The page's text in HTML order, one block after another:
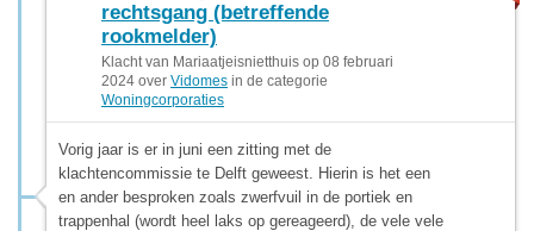
rechtsgang (betreffende
rookmelder)
Klacht van Mariaatjeisnietthuis op 08 februari
2024 over Vidomes in de categorie
Woningcorporaties
Vorig jaar is er in juni een zitting met de
klachtencommissie te Delft geweest. Hierin is het een
en ander besproken zoals zwerfvuil in de portiek en
trappenhal (wordt heel laks op gereageerd), de vele vele